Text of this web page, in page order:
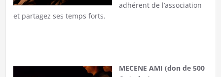
adhérent de l’association
et partagez ses temps forts.
MECENE AMI (don de 500